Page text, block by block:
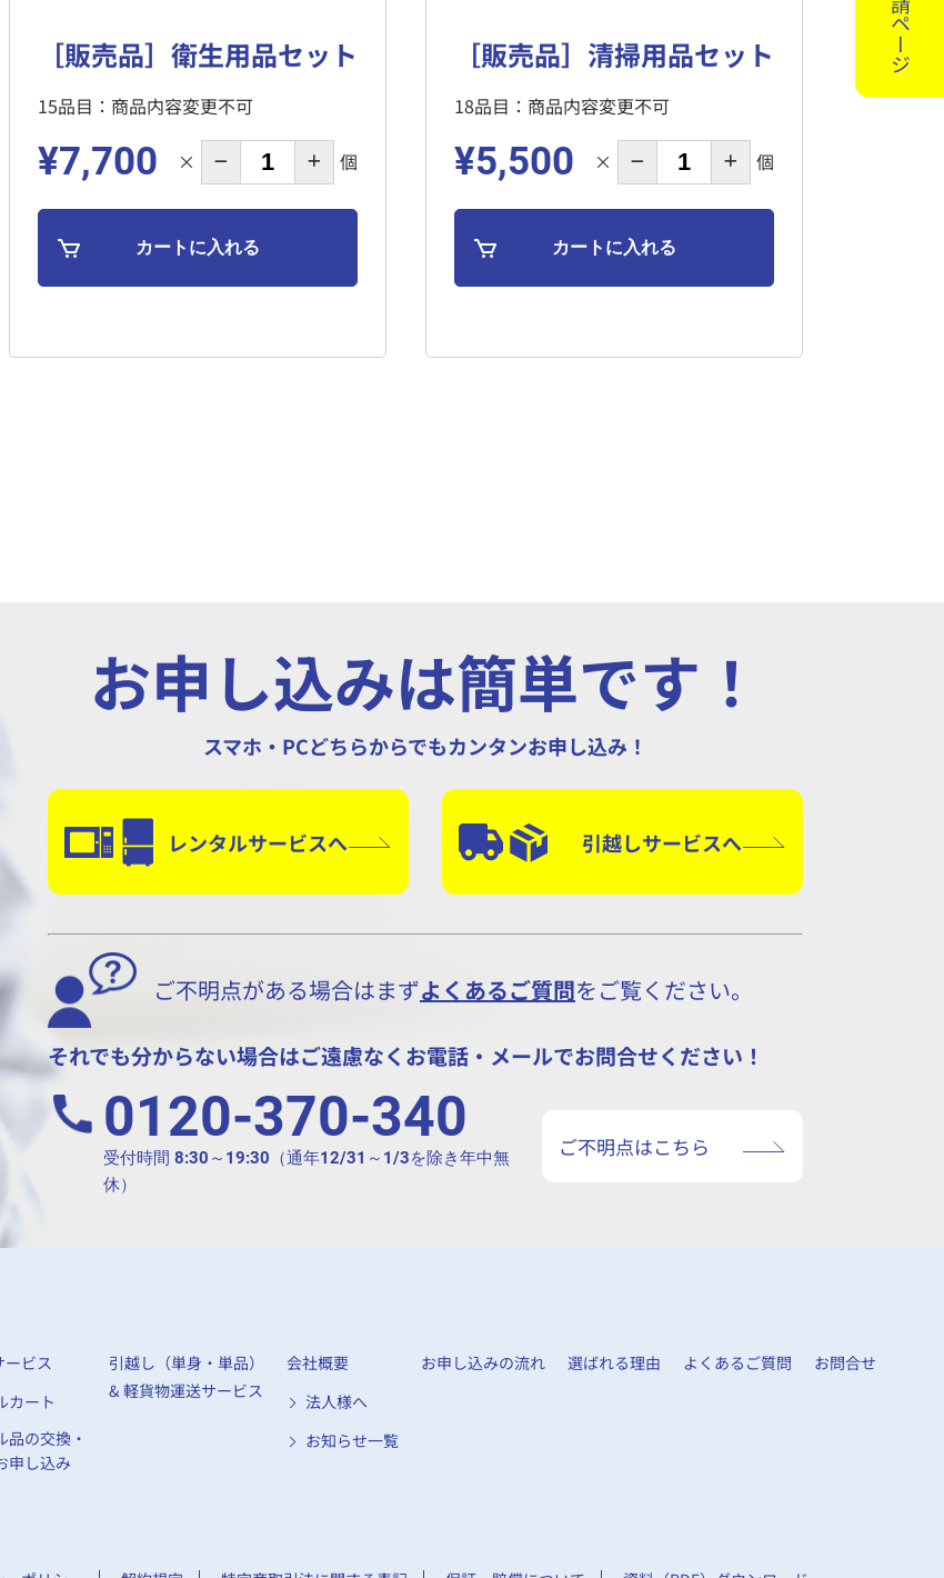
［販売品］衛生用品セット
15品目：商品内容変更不可
¥7,700 × 個
［販売品］清掃用品セット
18品目：商品内容変更不可
¥5,500 × 個
お申し込みは簡単です！
スマホ・PCどちらからでもカンタンお申し込み！
レンタルサービスへ 引越しサービスへ
ご不明点がある場合はまずよくあるご質問をご覧ください。
それでも分からない場合はご遠慮なくお電話・メールでお問合せください！
0120-370-340
受付時間 8:30～19:30（通年12/31～1/3を除き年中無
休）
ご不明点はこちら
ービス
カート
品の交換・
申し込み
引越し（単身・単品）
& 軽貨物運送サービス
会社概要
法人様へ
お知らせ一覧
お申し込みの流れ 選ばれる理由 よくあるご質問 お問合せ